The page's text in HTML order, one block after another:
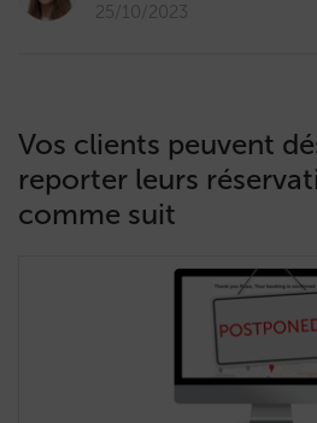
25/10/2023
Vos clients peuvent
reporter leurs
comme suit